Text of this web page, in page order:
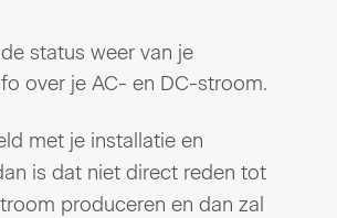
status weer van je
over je AC- en DC-stroom.
met je installatie en
is dat niet direct reden tot
produceren en dan zal